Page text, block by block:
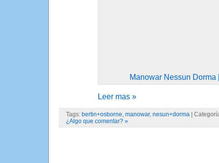
Manowar Nessun Dorma
Leer mas »
Tags: bertin+osborne, manowar, nesun+dorma |
¿Algo que comentar? »